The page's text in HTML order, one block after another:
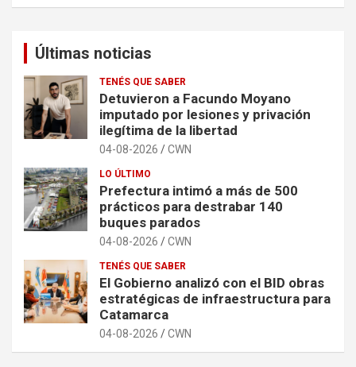
Últimas noticias
TENÉS QUE SABER
Detuvieron a Facundo Moyano
imputado por lesiones y privación
ilegítima de la libertad
04-08-2026 CWN
LO ÚLTIMO
Prefectura intimó a más de 500
prácticos para destrabar 140
buques parados
04-08-2026 CWN
TENÉS QUE SABER
El Gobierno analizó con el BID obras
estratégicas de infraestructura para
Catamarca
04-08-2026 CWN